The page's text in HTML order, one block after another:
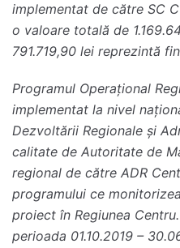
implementat de către SC
o valoare totală de
791.719,90 lei reprezintă
Programul Operațional
implementat la nivel
Dezvoltării Regionale și
calitate de Autoritate de
regional de către ADR
programului ce
proiect în Regiunea
perioada 01.10.2019 –